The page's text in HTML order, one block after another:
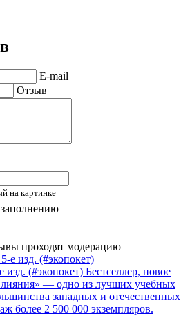
E-mail
Отзыв
на картинке
проходят модерацию
изд. (#экопокет) Бестселлер, новое
— одно из лучших учебных
западных и отечественных
более 2 500 000 экземпляров.